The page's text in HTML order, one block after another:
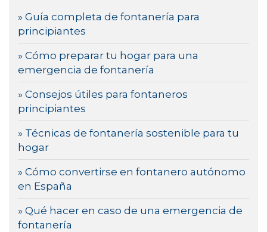
» Guía completa de fontanería para
principiantes
» Cómo preparar tu hogar para una
emergencia de fontanería
» Consejos útiles para fontaneros
principiantes
» Técnicas de fontanería sostenible para tu
hogar
» Cómo convertirse en fontanero autónomo
en España
» Qué hacer en caso de una emergencia de
fontanería